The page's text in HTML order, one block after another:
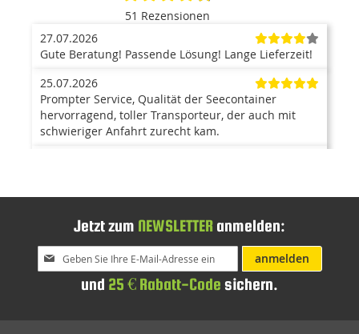
51 Rezensionen
27.07.2026
Gute Beratung! Passende Lösung! Lange Lieferzeit!
25.07.2026
Prompter Service, Qualität der Seecontainer
hervorragend, toller Transporteur, der auch mit
schwieriger Anfahrt zurecht kam.
sehr einfach. Kann ich nur weiterempfehlen. Bin
15.07.2026
Alles OK. Danke
Jetzt zum NEWSLETTER anmelden:
Melden
Sie
anmelden
und 25 € Rabatt-Code sichern.